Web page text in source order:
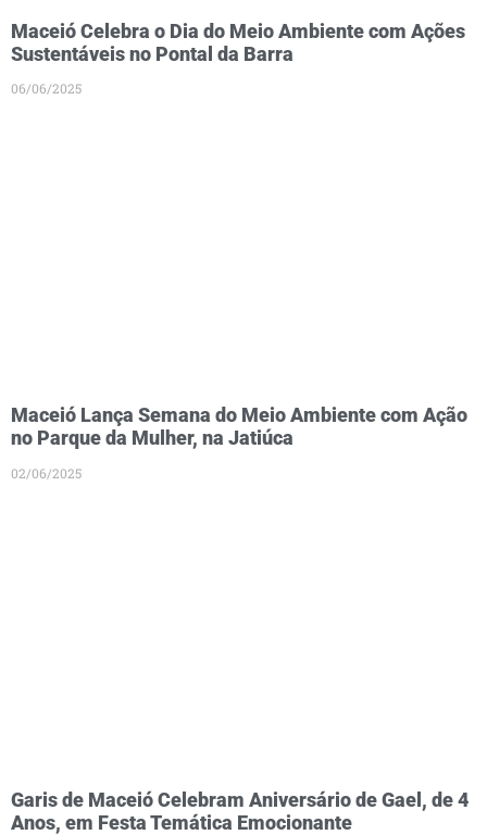
Maceió Celebra o Dia do Meio Ambiente com Ações
Sustentáveis no Pontal da Barra
06/06/2025
Maceió Lança Semana do Meio Ambiente com Ação
no Parque da Mulher, na Jatiúca
02/06/2025
Garis de Maceió Celebram Aniversário de Gael, de 4
Anos, em Festa Temática Emocionante